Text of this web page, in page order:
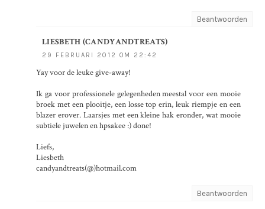
Beantwoorden
LIESBETH (CANDYANDTREATS)
29 FEBRUARI 2012 OM 22:42
Yay voor de leuke give-away!
Ik ga voor professionele gelegenheden meestal voor een mooie
broek met een plooitje, een losse top erin, leuk riempje en een
blazer erover. Laarsjes met een kleine hak eronder, wat mooie
subtiele juwelen en hpsakee :) done!
Liefs,
Liesbeth
candyandtreats(@)hotmail.com
Beantwoorden